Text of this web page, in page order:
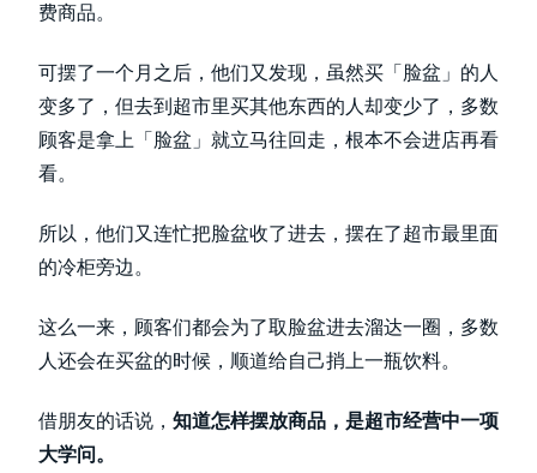
费商品。
可摆了一个月之后，他们又发现，虽然买「脸盆」的人
变多了，但去到超市里买其他东西的人却变少了，多数
顾客是拿上「脸盆」就立马往回走，根本不会进店再看
看。
所以，他们又连忙把脸盆收了进去，摆在了超市最里面
的冷柜旁边。
这么一来，顾客们都会为了取脸盆进去溜达一圈，多数
人还会在买盆的时候，顺道给自己捎上一瓶饮料。
借朋友的话说， 知道怎样摆放商品，是超市经营中一项
大学问。